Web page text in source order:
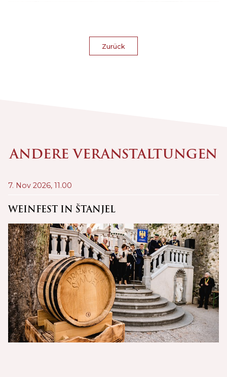
Zurück
ANDERE VERANSTALTUNGEN
7. Nov 2026, 11.00
WEINFEST IN ŠTANJEL